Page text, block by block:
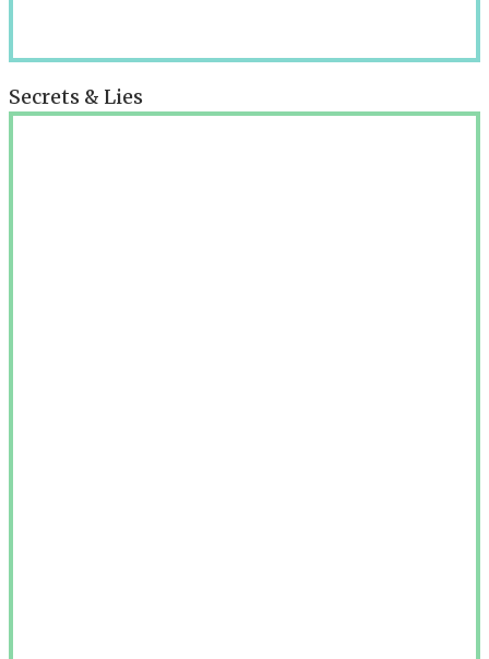
Secrets & Lies